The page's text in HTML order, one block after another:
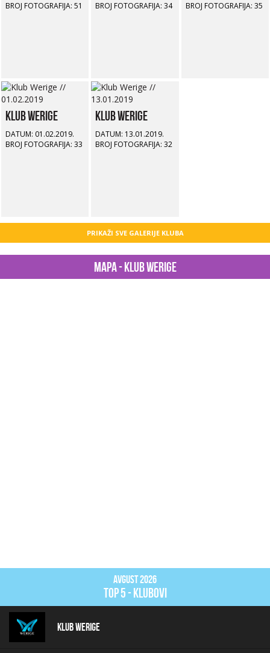
BROJ FOTOGRAFIJA: 51
BROJ FOTOGRAFIJA: 34
BROJ FOTOGRAFIJA: 35
Klub Werige
DATUM: 01.02.2019.
BROJ FOTOGRAFIJA: 33
Klub Werige
DATUM: 13.01.2019.
BROJ FOTOGRAFIJA: 32
PRIKAŽI SVE GALERIJE KLUBA
Mapa - Klub Werige
Avgust 2026
top 5 - klubovi
Klub Werige